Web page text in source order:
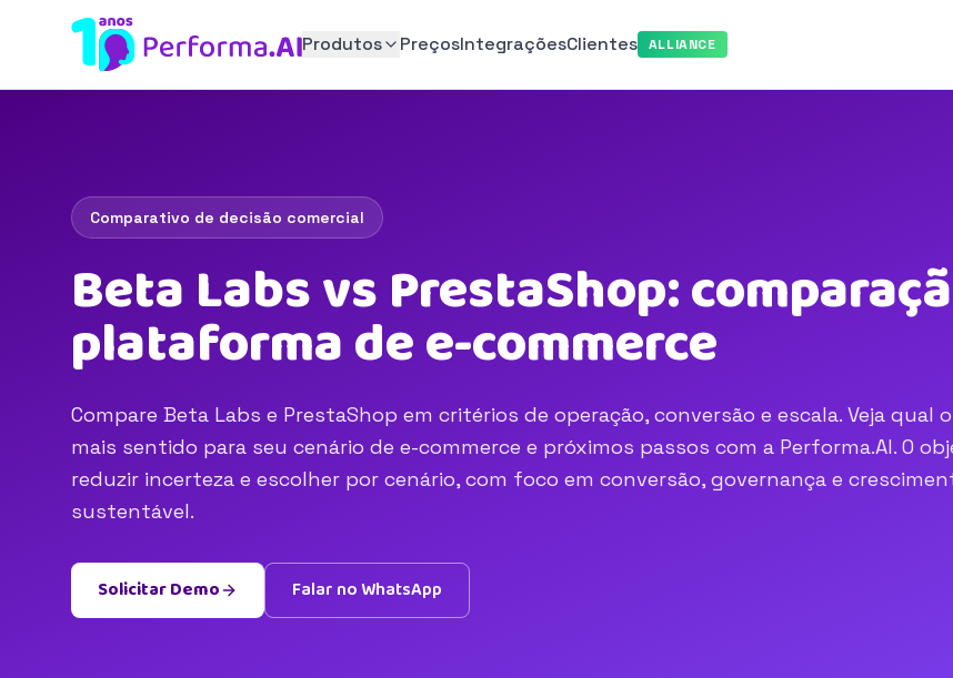
Produtos PreçosIntegraçõesClientes ALLIANCE
Comparativo de decisão comercial
Beta Labs vs PrestaShop:
plataforma de e-commerce
Compare Beta Labs e PrestaShop em critérios de operação, conversão e escala. Veja qual
mais sentido para seu cenário de e-commerce e próximos passos com a Performa.AI. O
reduzir incerteza e escolher por cenário, com foco em conversão, governança e
sustentável.
Solicitar Demo Falar no WhatsApp